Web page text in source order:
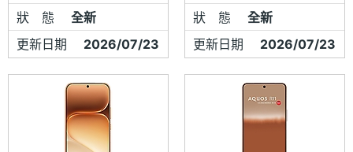
狀 態
全新
更新日期
2026/07/23
狀 態
全新
更新日期
2026/07/23